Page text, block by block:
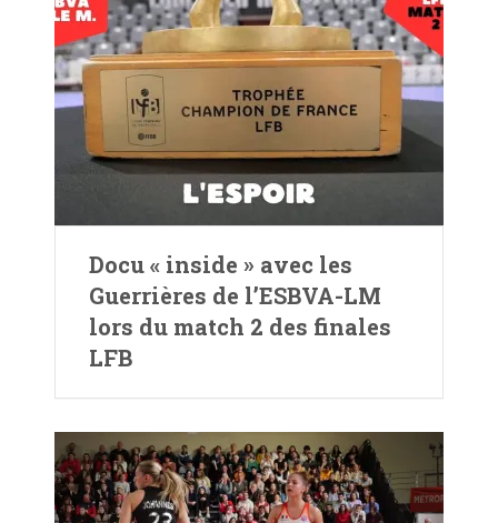
Docu « inside » avec les
Guerrières de l’ESBVA-LM
lors du match 2 des finales
LFB